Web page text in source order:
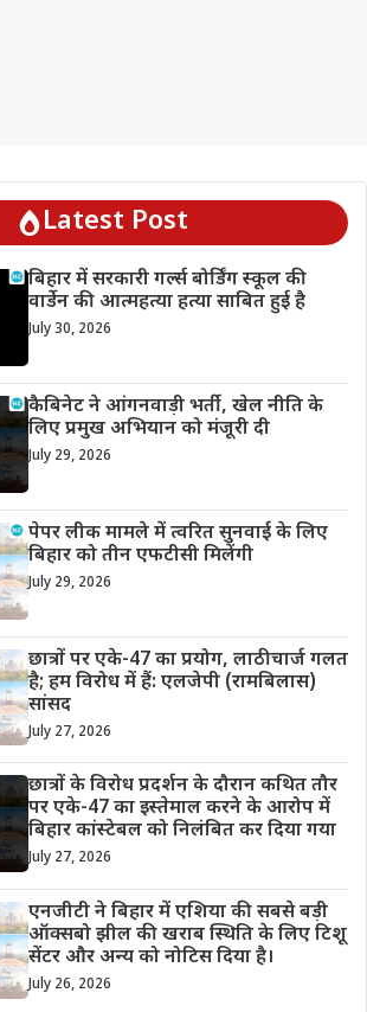
Latest Post
बिहार में सरकारी गर्ल्स बोर्डिंग स्कूल की
वार्डेन की आत्महत्या हत्या साबित हुई है
July 30, 2026
कैबिनेट ने आंगनवाड़ी भर्ती, खेल नीति के
लिए प्रमुख अभियान को मंजूरी दी
July 29, 2026
पेपर लीक मामले में त्वरित सुनवाई के लिए
बिहार को तीन एफटीसी मिलेंगी
July 29, 2026
छात्रों पर एके-47 का प्रयोग, लाठीचार्ज गलत
है; हम विरोध में हैं: एलजेपी (रामबिलास)
सांसद
July 27, 2026
छात्रों के विरोध प्रदर्शन के दौरान कथित तौर
पर एके-47 का इस्तेमाल करने के आरोप में
बिहार कांस्टेबल को निलंबित कर दिया गया
July 27, 2026
एनजीटी ने बिहार में एशिया की सबसे बड़ी
ऑक्सबो झील की खराब स्थिति के लिए टिशू
सेंटर और अन्य को नोटिस दिया है।
July 26, 2026